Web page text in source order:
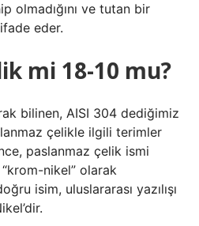
olmadığını ve tutan bir
eder.
mi 18-10 mu?
bilinen, AISI 304 dediğimiz
çelikle ilgili terimler
paslanmaz çelik ismi
nikel” olarak
isim, uluslararası yazılışı